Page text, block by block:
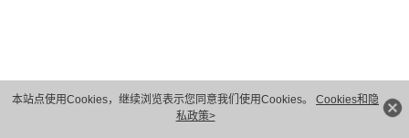
本站点使用Cookies，继续浏览表示您同意我们使用Cookies。 Cookies和隐
私政策>
版权所有 © 华为技术有限公司 1998-2026。 保留一切权利。粤A2-20044005号
隐私保护
法律声明